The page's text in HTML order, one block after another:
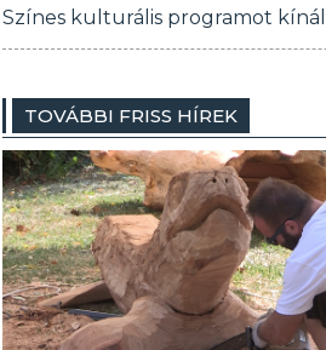
Színes kulturális programot
TOVÁBBI FRISS HÍREK